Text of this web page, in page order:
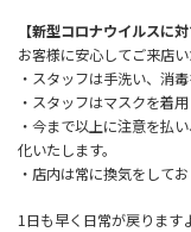
【新型コロナウイルスに
お客様に安心してご来店
・スタッフは手洗い、消
・スタッフはマスクを着
・今まで以上に注意を払
化いたします。
・店内は常に換気をしてお
1日も早く日常が戻ります